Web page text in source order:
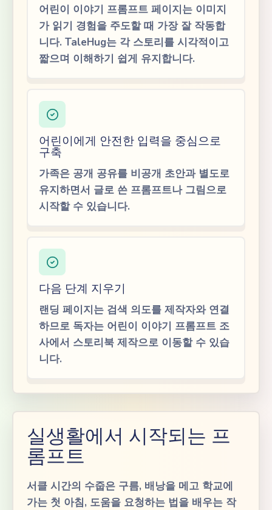
어린이 이야기 프롬프트 페이지는 이미지
가 읽기 경험을 주도할 때 가장 잘 작동합
니다. TaleHug는 각 스토리를 시각적이고
짧으며 이해하기 쉽게 유지합니다.
어린이에게 안전한 입력을 중심으로
구축
가족은 공개 공유를 비공개 초안과 별도로
유지하면서 글로 쓴 프롬프트나 그림으로
시작할 수 있습니다.
다음 단계 지우기
랜딩 페이지는 검색 의도를 제작자와 연결
하므로 독자는 어린이 이야기 프롬프트 조
사에서 스토리북 제작으로 이동할 수 있습
니다.
실생활에서 시작되는 프
롬프트
서클 시간의 수줍은 구름, 배낭을 메고 학교에
가는 첫 아침, 도움을 요청하는 법을 배우는 작